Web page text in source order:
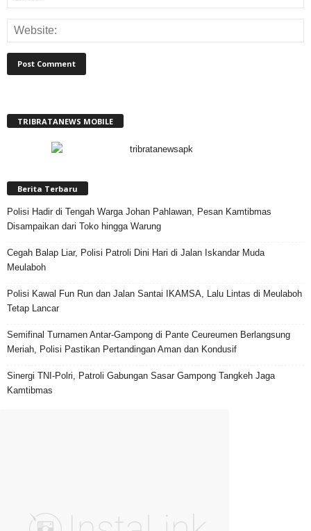
TRIBRATANEWS MOBILE
Berita Terbaru
Polisi Hadir di Tengah Warga Johan Pahlawan, Pesan Kamtibmas
Disampaikan dari Toko hingga Warung
Cegah Balap Liar, Polisi Patroli Dini Hari di Jalan Iskandar Muda
Meulaboh
Polisi Kawal Fun Run dan Jalan Santai IKAMSA, Lalu Lintas di Meulaboh
Tetap Lancar
Semifinal Turnamen Antar-Gampong di Pante Ceureumen Berlangsung
Meriah, Polisi Pastikan Pertandingan Aman dan Kondusif
Sinergi TNI-Polri, Patroli Gabungan Sasar Gampong Tangkeh Jaga
Kamtibmas